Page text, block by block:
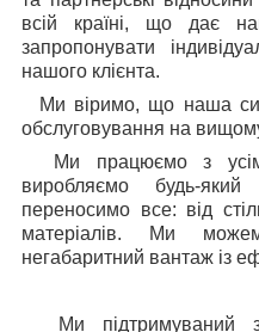
всій країні, що дає
запропонувати
нашого клієнта.
Ми віримо, що наша
обслуговування на
Ми працюємо з
виробляємо будь-
переносимо все: від
матеріалів. Ми
негабаритний вантаж із
Ми підтримуваний